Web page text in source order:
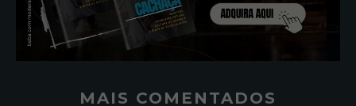
MAIS COMENTADOS